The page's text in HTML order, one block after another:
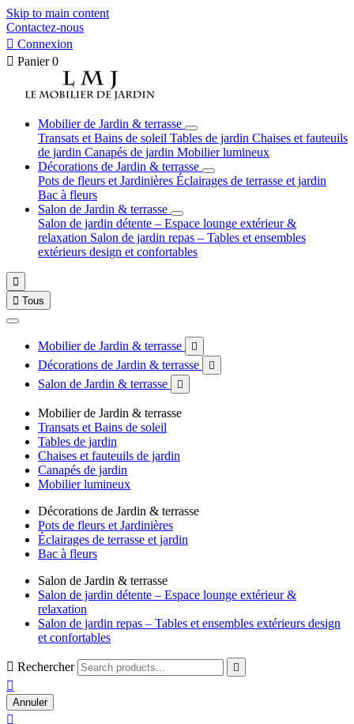
Skip to main content
Contactez-nous
 Connexion
 Panier 0
Mobilier de Jardin & terrasse
Transats et Bains de soleil Tables de jardin Chaises et fauteuils
de jardin Canapés de jardin Mobilier lumineux
Décorations de Jardin & terrasse
Pots de fleurs et Jardinières Éclairages de terrasse et jardin
Bac à fleurs
Salon de Jardin & terrasse
Salon de jardin détente – Espace lounge extérieur &
relaxation Salon de jardin repas – Tables et ensembles
extérieurs design et confortables

 Tous
Mobilier de Jardin & terrasse 
Décorations de Jardin & terrasse 
Salon de Jardin & terrasse 
Mobilier de Jardin & terrasse
Transats et Bains de soleil
Tables de jardin
Chaises et fauteuils de jardin
Canapés de jardin
Mobilier lumineux
Décorations de Jardin & terrasse
Pots de fleurs et Jardinières
Éclairages de terrasse et jardin
Bac à fleurs
Salon de Jardin & terrasse
Salon de jardin détente – Espace lounge extérieur &
relaxation
Salon de jardin repas – Tables et ensembles extérieurs design
et confortables
 Rechercher 

Annuler
